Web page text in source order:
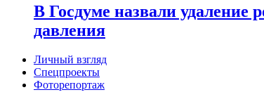
В Госдуме назвали удаление
давления
Личный взгляд
Спецпроекты
Фоторепортаж